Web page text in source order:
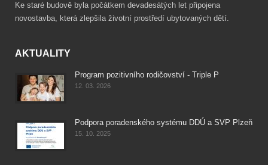
Ke staré budově byla počátkem devadesátých let připojena
novostavba, která zlepšila životní prostředí ubytovaných dětí.
AKTUALITY
Program pozitivního rodičovství - Triple P
12. 03. 2026
Podpora poradenského systému DDÚ a SVP Plzeň
15. 10. 2025